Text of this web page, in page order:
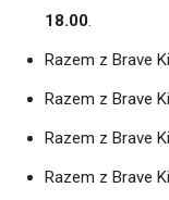
18.00
Razem z Brave
Razem z Brave
Razem z Brave
Razem z Brave